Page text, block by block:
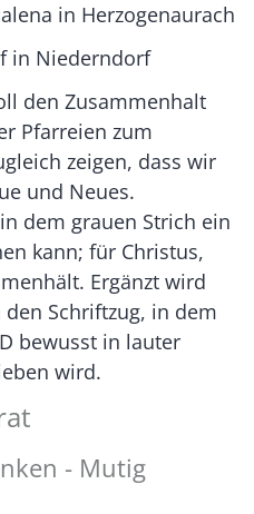
in Herzogenaurach
in Niederndorf
den Zusammenhalt
Pfarreien zum
zeigen, dass wir
und Neues.
dem grauen Strich ein
kann; für Christus,
Ergänzt wird
Schriftzug, in dem
bewusst in lauter
wird.
- Mutig